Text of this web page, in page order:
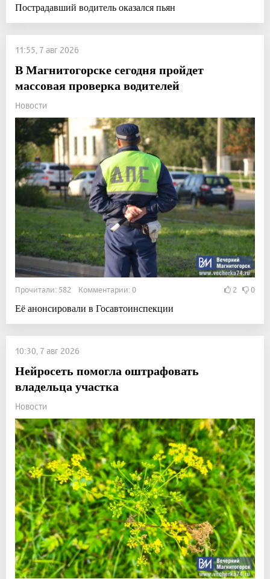
Пострадавший водитель оказался пьян
11:55, 7 авг 2026
В Магнитогорске сегодня пройдет
массовая проверка водителей
Новости
Прочитали: 582 Комментарии: 0 2 0
Её анонсировали в Госавтоинспекции
10:30, 7 авг 2026
Нейросеть помогла оштрафовать
владельца участка
Новости